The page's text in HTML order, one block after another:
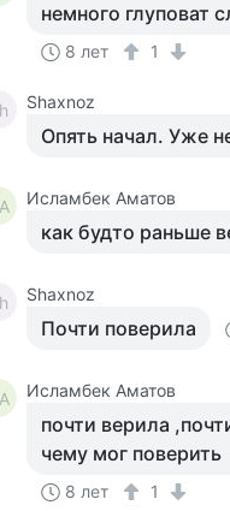
немного глуповат
8 лет 1
Shaxnoz
Опять начал. Уже
Исламбек Аматов
как будто раньше
Shaxnoz
Почти поверила
Исламбек Аматов
почти верила
чему мог поверить
8 лет 1